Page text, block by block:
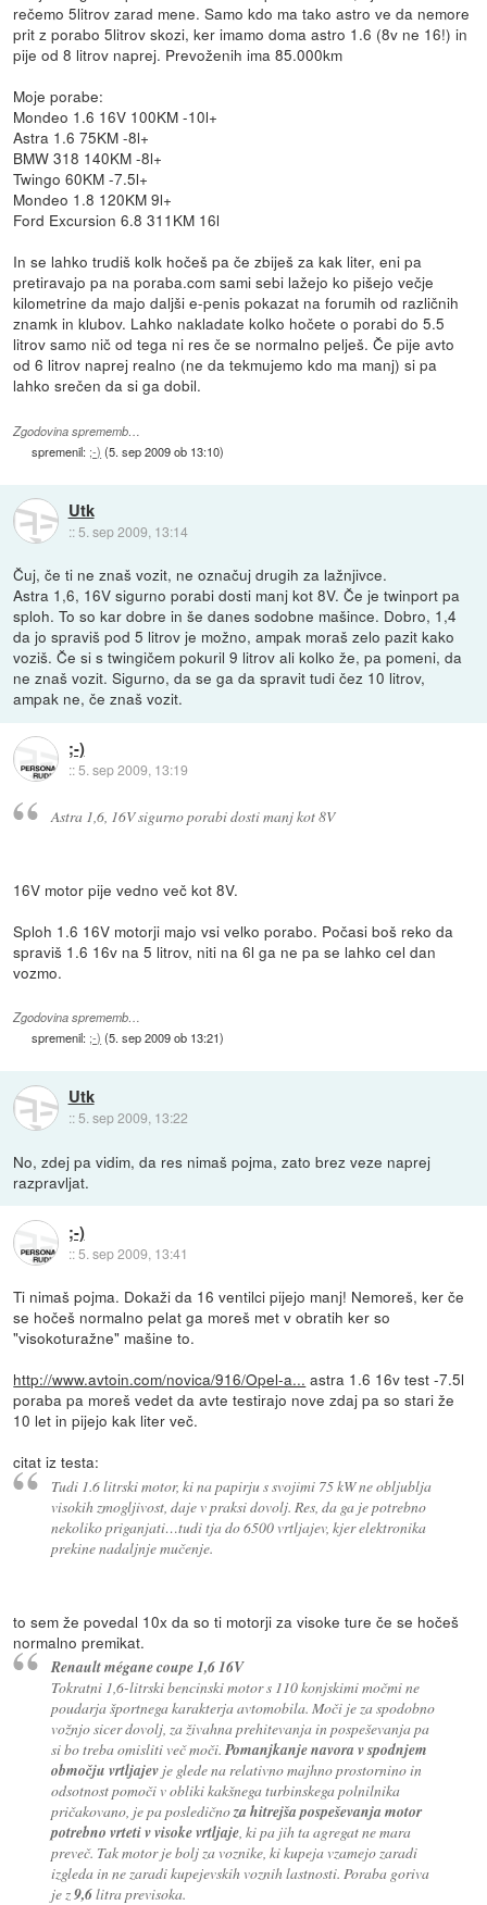
rečemo 5litrov zarad mene. Samo kdo ma tako astro ve da nemore
prit z porabo 5litrov skozi, ker imamo doma astro 1.6 (8v ne 16!) in
pije od 8 litrov naprej. Prevoženih ima 85.000km
Moje porabe:
Mondeo 1.6 16V 100KM -10l+
Astra 1.6 75KM -8l+
BMW 318 140KM -8l+
Twingo 60KM -7.5l+
Mondeo 1.8 120KM 9l+
Ford Excursion 6.8 311KM 16l
In se lahko trudiš kolk hočeš pa če zbiješ za kak liter, eni pa
pretiravajo pa na poraba.com sami sebi lažejo ko pišejo večje
kilometrine da majo daljši e-penis pokazat na forumih od različnih
znamk in klubov. Lahko nakladate kolko hočete o porabi do 5.5
litrov samo nič od tega ni res če se normalno pelješ. Če pije avto
od 6 litrov naprej realno (ne da tekmujemo kdo ma manj) si pa
lahko srečen da si ga dobil.
Zgodovina sprememb…
spremenil: ;-) (5. sep 2009 ob 13:10)
Utk
:: 5. sep 2009, 13:14
Čuj, če ti ne znaš vozit, ne označuj drugih za lažnjivce.
Astra 1,6, 16V sigurno porabi dosti manj kot 8V. Če je twinport pa
sploh. To so kar dobre in še danes sodobne mašince. Dobro, 1,4
da jo spraviš pod 5 litrov je možno, ampak moraš zelo pazit kako
voziš. Če si s twingičem pokuril 9 litrov ali kolko že, pa pomeni, da
ne znaš vozit. Sigurno, da se ga da spravit tudi čez 10 litrov,
ampak ne, če znaš vozit.
;-)
::5. sep 2009, 13:19
Astra 1,6, 16V sigurno porabi dosti manj kot 8V
16V motor pije vedno več kot 8V.
Sploh 1.6 16V motorji majo vsi velko porabo. Počasi boš reko da
spraviš 1.6 16v na 5 litrov, niti na 6l ga ne pa se lahko cel dan
vozmo.
Zgodovina sprememb…
spremenil: ;-) (5. sep 2009 ob 13:21)
Utk
:: 5. sep 2009, 13:22
No, zdej pa vidim, da res nimaš pojma, zato brez veze naprej
razpravljat.
;-)
::5. sep 2009, 13:41
Ti nimaš pojma. Dokaži da 16 ventilci pijejo manj! Nemoreš, ker če
se hočeš normalno pelat ga moreš met v obratih ker so
"visokoturažne" mašine to.
http://www.avtoin.com/novica/916/Opel-a... astra 1.6 16v test -7.5l
poraba pa moreš vedet da avte testirajo nove zdaj pa so stari že
10 let in pijejo kak liter več.
citat iz testa:
Tudi 1.6 litrski motor, ki na papirju s svojimi 75 kW ne obljublja
visokih zmogljivost, daje v praksi dovolj. Res, da ga je potrebno
nekoliko priganjati…tudi tja do 6500 vrtljajev, kjer elektronika
prekine nadaljnje mučenje.
to sem že povedal 10x da so ti motorji za visoke ture če se hočeš
normalno premikat.
Renault mégane coupe 1,6 16V
Tokratni 1,6-litrski bencinski motor s 110 konjskimi močmi ne
poudarja športnega karakterja avtomobila. Moči je za spodobno
vožnjo sicer dovolj, za živahna prehitevanja in pospeševanja pa
si bo treba omisliti več moči. Pomanjkanje navora v spodnjem
območju vrtljajevje glede na relativno majhno prostornino in
odsotnost pomoči v obliki kakšnega turbinskega polnilnika
pričakovano, je pa posledičnoza hitrejša pospeševanja motor
potrebno vrteti v visoke vrtljaje, ki pa jih ta agregat ne mara
preveč. Tak motor je bolj za voznike, ki kupeja vzamejo zaradi
izgleda in ne zaradi kupejevskih voznih lastnosti. Poraba goriva
je z9,6litra previsoka.